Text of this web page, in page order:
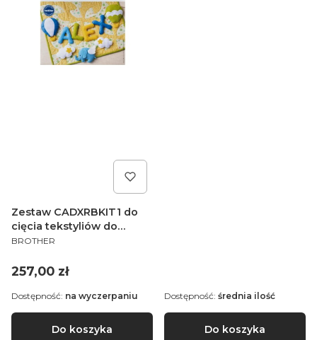
Zestaw CADXRBKIT1 do
cięcia tekstyliów do
ploterów Brother
PRODUCENT
BROTHER
Cena
257,00 zł
Do koszyka
Dostępność: na wyczerpaniu
Do koszyka
Dostępność: średnia ilość